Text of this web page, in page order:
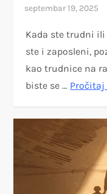
Kada ste trudni
ste i zaposleni,
kao trudnice na
biste se … Pročitaj